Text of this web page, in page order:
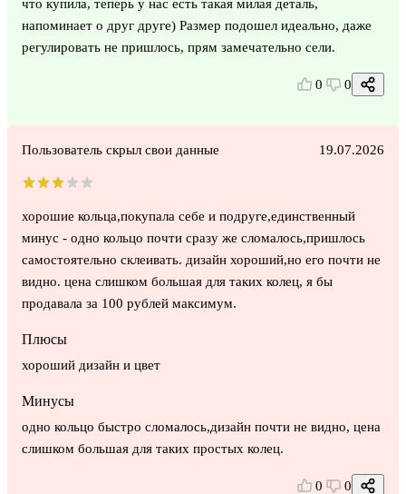
что купила, теперь у нас есть такая милая деталь,
напоминает о друг друге) Размер подошел идеально, даже
регулировать не пришлось, прям замечательно сели.
0 0
Пользователь скрыл свои данные 19.07.2026
хорошие кольца,покупала себе и подруге,единственный
минус - одно кольцо почти сразу же сломалось,пришлось
самостоятельно склеивать. дизайн хороший,но его почти не
видно. цена слишком большая для таких колец, я бы
продавала за 100 рублей максимум.
Плюсы
хороший дизайн и цвет
Минусы
одно кольцо быстро сломалось,дизайн почти не видно, цена
слишком большая для таких простых колец.
0 0